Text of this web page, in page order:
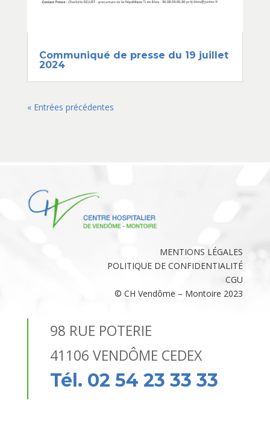
Communiqué de presse du 19 juillet
2024
« Entrées précédentes
MENTIONS LÉGALES
POLITIQUE DE CONFIDENTIALITÉ
CGU
© CH Vendôme – Montoire 2023
98 RUE POTERIE
41106 VENDÔME CEDEX
Tél. 02 54 23 33 33